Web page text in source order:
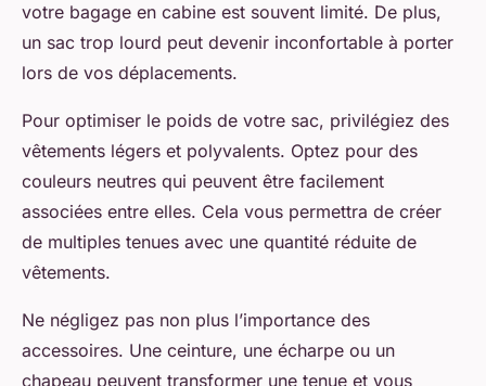
votre bagage en cabine est souvent limité. De plus,
un sac trop lourd peut devenir inconfortable à porter
lors de vos déplacements.
Pour optimiser le poids de votre sac, privilégiez des
vêtements légers et polyvalents. Optez pour des
couleurs neutres qui peuvent être facilement
associées entre elles. Cela vous permettra de créer
de multiples tenues avec une quantité réduite de
vêtements.
Ne négligez pas non plus l’importance des
accessoires. Une ceinture, une écharpe ou un
chapeau peuvent transformer une tenue et vous